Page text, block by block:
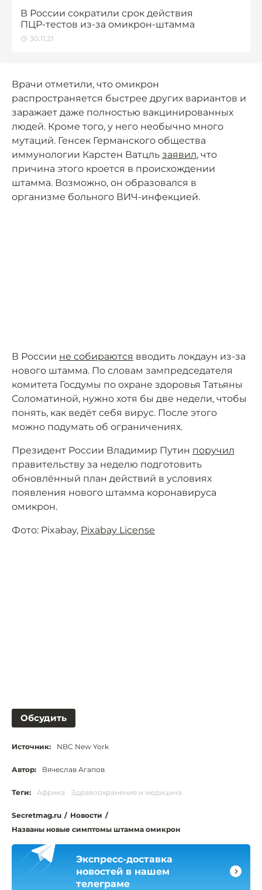
В России сократили срок действия
ПЦР-тестов из-за омикрон-штамма
30.11.21
Врачи отметили, что омикрон
распространяется быстрее других вариантов и
заражает даже полностью вакцинированных
людей. Кроме того, у него необычно много
мутаций. Генсек Германского общества
иммунологии Карстен Ватцль заявил, что
причина этого кроется в происхождении
штамма. Возможно, он образовался в
организме больного ВИЧ-инфекцией.
В России не собираются вводить локдаун из-за
нового штамма. По словам зампредседателя
комитета Госдумы по охране здоровья Татьяны
Соломатиной, нужно хотя бы две недели, чтобы
понять, как ведёт себя вирус. После этого
можно подумать об ограничениях.
Президент России Владимир Путин поручил
правительству за неделю подготовить
обновлённый план действий в условиях
появления нового штамма коронавируса
омикрон.
Фото: Pixabay, Pixabay License
Обсудить
Источник: NBC New York
Автор: Вячеслав Агапов
Теги: Африка Здравоохранение и медицина
Secretmag.ru / Новости /
Названы новые симптомы штамма омикрон
Экспресс-доставка
новостей в нашем
телеграме